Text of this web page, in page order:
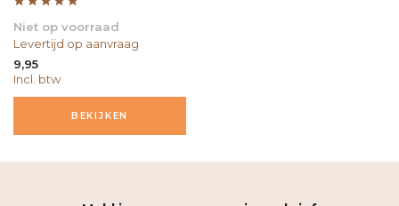
Niet op voorraad
Levertijd op aanvraag
9,95
Incl. btw
BEKIJKEN